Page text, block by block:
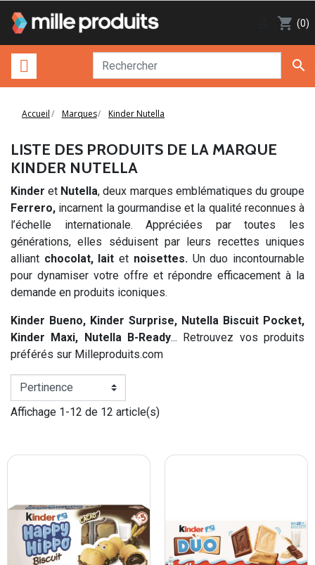
shopping_cart (0)

Accueil Marques Kinder Nutella
LISTE DES PRODUITS DE LA MARQUE
KINDER NUTELLA
Kinder et Nutella, deux marques emblématiques du groupe
Ferrero, incarnent la gourmandise et la qualité reconnues à
l’échelle internationale. Appréciées par toutes les
générations, elles séduisent par leurs recettes uniques
alliant chocolat, lait et noisettes. Un duo incontournable
pour dynamiser votre offre et répondre efficacement à la
demande en produits iconiques.
Kinder Bueno, Kinder Surprise, Nutella Biscuit Pocket,
Kinder Maxi, Nutella B-Ready... Retrouvez vos produits
préférés sur Milleproduits.com
Affichage 1-12 de 12 article(s)